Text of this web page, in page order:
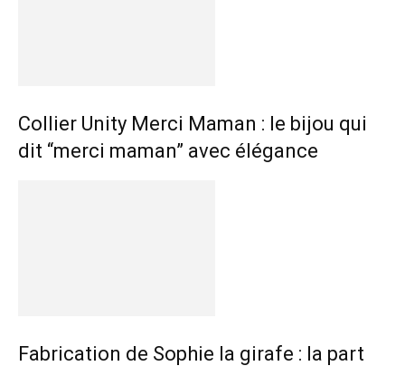
Collier Unity Merci Maman : le bijou qui
dit “merci maman” avec élégance
Fabrication de Sophie la girafe : la part